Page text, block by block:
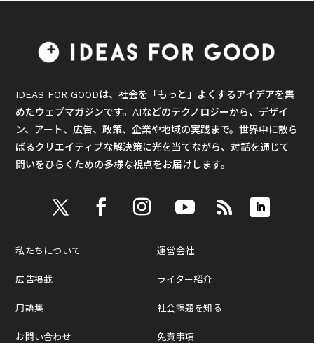
IDEAS FOR GOODは、社会を「もっと」よくするアイデアを集
めたウェブマガジンです。AIなどのテクノロジーから、デザイ
ン、アート、広告、政策、企業や地域の実践まで。世界中に散ら
ばるクリエイティブな解決策に光を当てながら、対話を通じて
問いをひらくための多様な視点をお届けします。
私たちについて
広告掲載
用語集
お問い合わせ
運営会社
ライター紹介
社会課題を知る
免責事項